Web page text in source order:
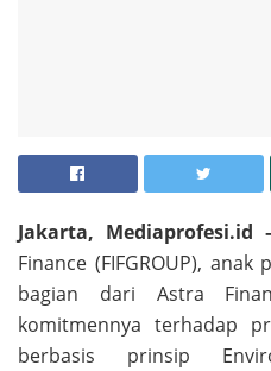
Jakarta, Mediaprofesi.id
Finance (FIFGROUP),
bagian dari Astra
komitmennya terhadap
berbasis prinsip